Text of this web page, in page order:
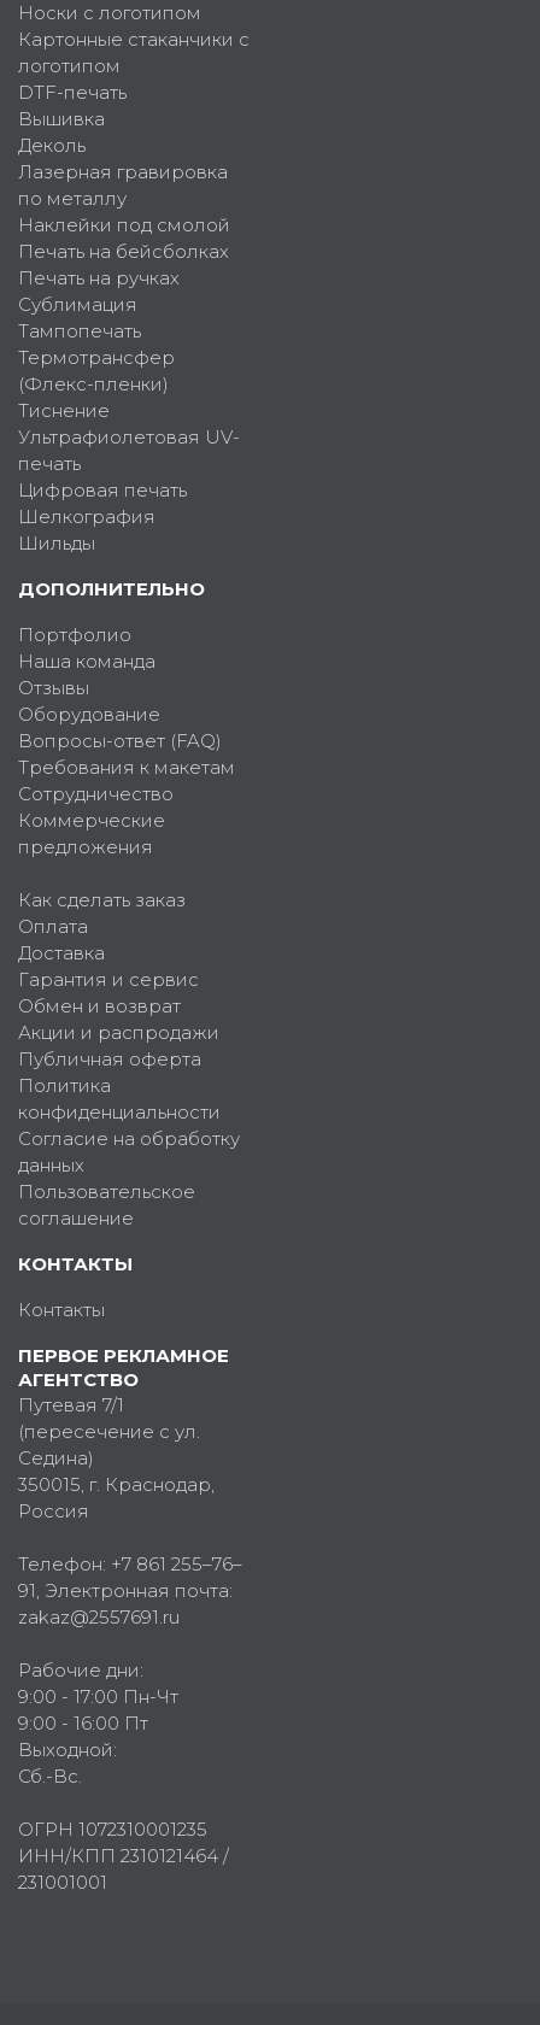
Носки с логотипом
Картонные стаканчики с
логотипом
DTF-печать
Вышивка
Деколь
Лазерная гравировка
по металлу
Наклейки под смолой
Печать на бейсболках
Печать на ручках
Сублимация
Тампопечать
Термотрансфер
(Флекс-пленки)
Тиснение
Ультрафиолетовая UV-
печать
Цифровая печать
Шелкография
Шильды
ДОПОЛНИТЕЛЬНО
Портфолио
Наша команда
Отзывы
Оборудование
Вопросы-ответ (FAQ)
Требования к макетам
Сотрудничество
Коммерческие
предложения
Как сделать заказ
Оплата
Доставка
Гарантия и сервис
Обмен и возврат
Акции и распродажи
Публичная оферта
Политика
конфиденциальности
Согласие на обработку
данных
Пользовательское
соглашение
КОНТАКТЫ
Контакты
ПЕРВОЕ РЕКЛАМНОЕ
АГЕНТСТВО
Путевая 7/1
(пересечение с ул.
Седина)
350015, г. Краснодар,
Россия
Телефон: +7 861 255–76–
91, Электронная почта:
zakaz@2557691.ru
Рабочие дни:
9:00 - 17:00 Пн-Чт
9:00 - 16:00 Пт
Выходной:
Сб.-Вс.
ОГРН 1072310001235
ИНН/КПП 2310121464 /
231001001